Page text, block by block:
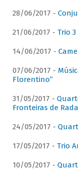
28/06/2017 -
21/06/2017 - Trio
14/06/2017 -
07/06/2017 -
Florentino”
31/05/2017 -
Fronteiras de
24/05/2017 -
17/05/2017 - Trio
10/05/2017 -